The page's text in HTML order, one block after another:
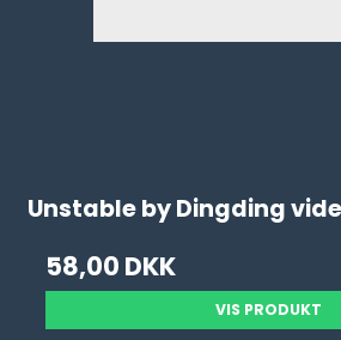
Unstable by Dingding
58,00 DKK
VIS PRODUKT